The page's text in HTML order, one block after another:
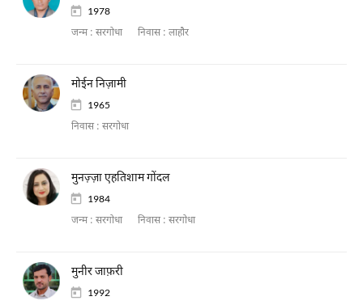
1978
जन्म : सरगोधा निवास : लाहौर
मोईन निज़ामी
1965
निवास : सरगोधा
मुनज़्ज़ा एहतिशाम गोंदल
1984
जन्म : सरगोधा निवास : सरगोधा
मुनीर जाफ़री
1992